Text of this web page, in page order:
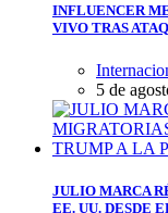
INFLUENCER
VIVO TRAS
5 de
JULIO MARCA
EE. UU. DESDE